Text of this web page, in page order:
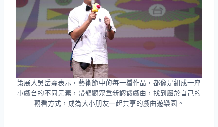
策展人吳岳霖表示，藝術節中的每一檔作品，都像是組成一座
小戲台的不同元素，帶領觀眾重新認識戲曲，找到屬於自己的
觀看方式，成為大小朋友一起共享的戲曲遊樂園。